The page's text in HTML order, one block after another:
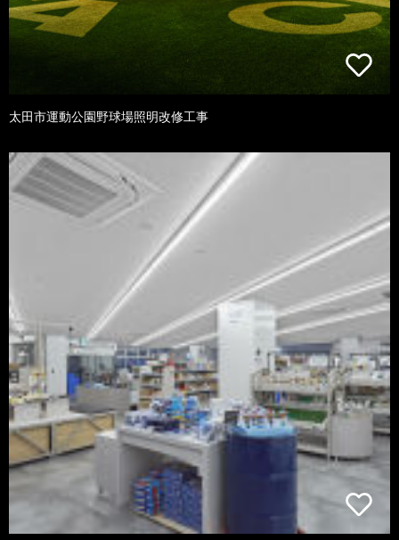
太田市運動公園野球場照明改修工事